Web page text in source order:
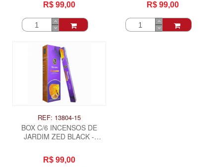
R$ 99,00 R$ 99,00
REF: 13804-15
BOX C/6 INCENSOS DE
JARDIM ZED BLACK -
R$ 99,00